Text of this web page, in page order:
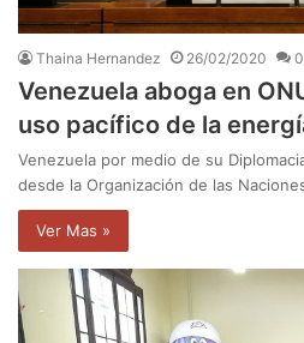
Thaina Hernandez 26/02/2020 0
Venezuela aboga en
uso pacífico de la
Venezuela por medio de su
desde la Organización de las
Ver Mas »